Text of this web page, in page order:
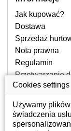
JAK
DO
oznaczenie
na spodzie
również
obudowie
pęknięty
Jak kupować?
Dostawa
Sprzedaż
Nota prawna
Regulamin
Przetwarzanie
osobowych
Gdzie nas
Cookies settings
Używamy
świadczenia